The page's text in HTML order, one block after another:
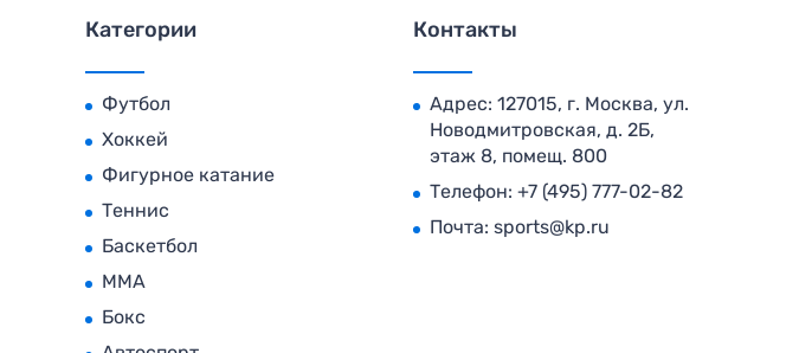
Категории
Футбол
Хоккей
Фигурное катание
Теннис
Баскетбол
MMA
Бокс
Контакты
Адрес: 127015, г. Москва, ул.
Новодмитровская, д. 2Б,
этаж 8, помещ. 800
Телефон: +7 (495) 777-02-82
Почта: sports@kp.ru